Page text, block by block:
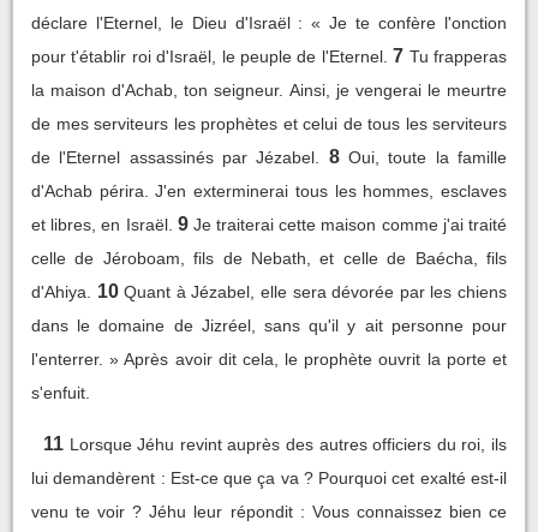
déclare l'Eternel, le Dieu d'Israël : « Je te confère l'onction
pour t'établir roi d'Israël, le peuple de l'Eternel. 7 Tu frapperas
la maison d'Achab, ton seigneur. Ainsi, je vengerai le meurtre
de mes serviteurs les prophètes et celui de tous les serviteurs
de l'Eternel assassinés par Jézabel.
8 Oui, toute la famille
d'Achab périra. J'en exterminerai tous les hommes, esclaves
et libres, en Israël. 9 Je traiterai cette maison comme j'ai traité
celle de Jéroboam, fils de Nebath, et celle de Baécha, fils
d'Ahiya.
10 Quant à Jézabel, elle sera dévorée par les chiens
dans le domaine de Jizréel, sans qu'il y ait personne pour
l'enterrer. » Après avoir dit cela, le prophète ouvrit la porte et
s'enfuit.
11 Lorsque Jéhu revint auprès des autres officiers du roi, ils
lui demandèrent : Est-ce que ça va ? Pourquoi cet exalté est-il
venu te voir ? Jéhu leur répondit : Vous connaissez bien ce